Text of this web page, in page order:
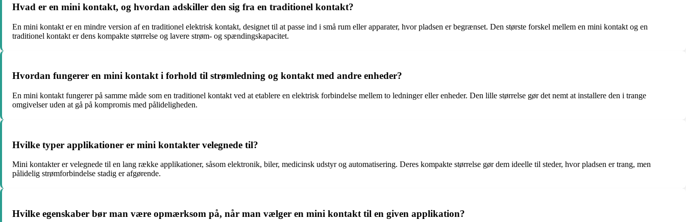
Hvad er en mini kontakt, og hvordan adskiller den sig fra en traditionel kontakt?
En mini kontakt er en mindre version af en traditionel elektrisk kontakt, designet til at passe ind i små rum eller apparater, hvor pladsen er begrænset. Den største forskel mellem en mini kontakt og en
traditionel kontakt er dens kompakte størrelse og lavere strøm- og spændingskapacitet.
Hvordan fungerer en mini kontakt i forhold til strømledning og kontakt med andre enheder?
En mini kontakt fungerer på samme måde som en traditionel kontakt ved at etablere en elektrisk forbindelse mellem to ledninger eller enheder. Den lille størrelse gør det nemt at installere den i trange
omgivelser uden at gå på kompromis med pålideligheden.
Hvilke typer applikationer er mini kontakter velegnede til?
Mini kontakter er velegnede til en lang række applikationer, såsom elektronik, biler, medicinsk udstyr og automatisering. Deres kompakte størrelse gør dem ideelle til steder, hvor pladsen er trang, men
pålidelig strømforbindelse stadig er afgørende.
Hvilke egenskaber bør man være opmærksom på, når man vælger en mini kontakt til en given applikation?